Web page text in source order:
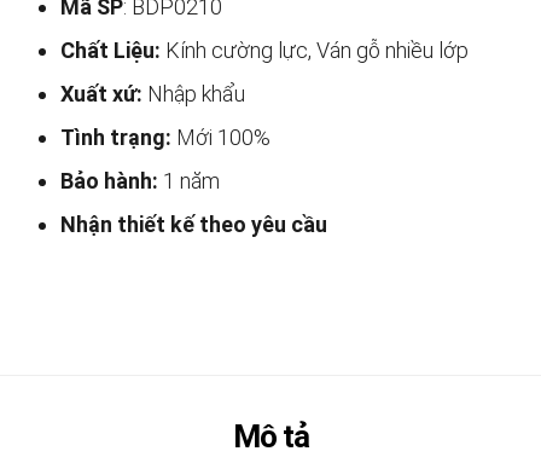
Mã SP: BDP0210
Chất Liệu: Kính cường lực, Ván gỗ nhiều lớp
Xuất xứ: Nhập khẩu
Tình trạng: Mới 100%
Bảo hành: 1 năm
Nhận thiết kế theo yêu cầu
Mô tả